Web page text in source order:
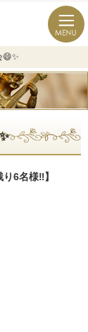
ズ）
6名様‼️】